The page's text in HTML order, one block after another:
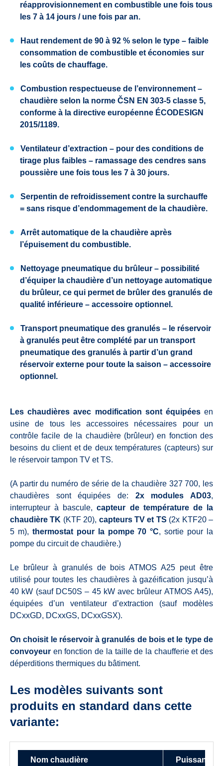
réapprovisionnement en combustible une fois tous
les 7 à 14 jours / une fois par an.
Haut rendement de 90 à 92 % selon le type – faible
consommation de combustible et économies sur
les coûts de chauffage.
Combustion respectueuse de l’environnement –
chaudière selon la norme ČSN EN 303-5 classe 5,
conforme à la directive européenne ÉCODESIGN
2015/1189.
Ventilateur d’extraction – pour des conditions de
tirage plus faibles – ramassage des cendres sans
poussière une fois tous les 7 à 30 jours.
Serpentin de refroidissement contre la surchauffe
= sans risque d’endommagement de la chaudière.
Arrêt automatique de la chaudière après
l’épuisement du combustible.
Nettoyage pneumatique du brûleur – possibilité
d’équiper la chaudière d’un nettoyage automatique
du brûleur, ce qui permet de brûler des granulés de
qualité inférieure – accessoire optionnel.
Transport pneumatique des granulés – le réservoir
à granulés peut être complété par un transport
pneumatique des granulés à partir d’un grand
réservoir externe pour toute la saison – accessoire
optionnel.
Les chaudières avec modification sont équipéesen
usine de tous les accessoires nécessaires pour un
contrôle facile de la chaudière (brûleur) en fonction des
besoins du client et de deux températures (capteurs) sur
le réservoir tampon TV et TS.
(A partir du numéro de série de la chaudière 327 700, les
chaudières sont équipées de: 2x modules AD03,
interrupteur à bascule,capteur de température de la
chaudière TK (KTF 20), capteurs TV et TS (2x KTF20 –
5 m), thermostat pour la pompe 70 °C, sortie pour la
pompe du circuit de chaudière.)
Le brûleur à granulés de bois ATMOS A25 peut être
utilisé pour toutes les chaudières à gazéification jusqu’à
40 kW (sauf DC50S – 45 kW avec brûleur ATMOS A45),
équipées d’un ventilateur d’extraction (sauf modèles
DCxxGD, DCxxGS, DCxxGSX).
On choisit le réservoir à granulés de bois et le type de
convoyeur en fonction de la taille de la chaufferie et des
déperditions thermiques du bâtiment.
Les modèles suivants sont
produits en standard dans cette
variante:
Nom chaudière Puissance